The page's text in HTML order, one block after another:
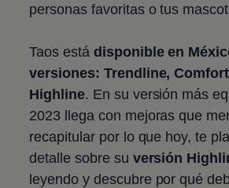
personas favoritas o tus
Taos está disponible en
versiones: Trendline,
Highline. En su versión más
2023 llega con mejoras que
recapitular por lo que hoy, te
detalle sobre su versión
leyendo y descubre por qué